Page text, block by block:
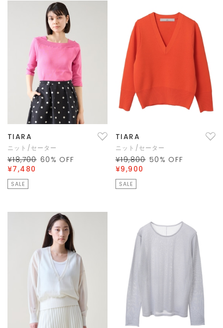
TIARA
ニット/セーター
¥18,700 60 % OFF
¥7,480
SALE
TIARA
ニット/セーター
¥19,800 50 % OFF
¥9,900
SALE